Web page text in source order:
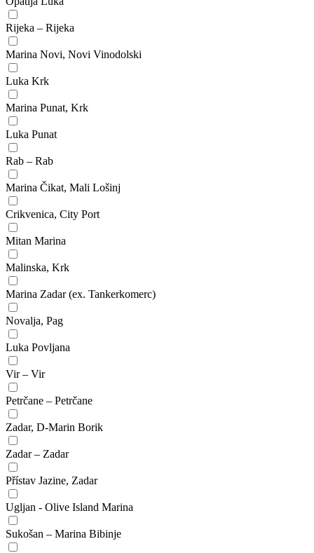
Rijeka – Rijeka
Marina Novi, Novi Vinodolski
Luka Krk
Marina Punat, Krk
Luka Punat
Rab – Rab
Marina Čikat, Mali Lošinj
Crikvenica, City Port
Mitan Marina
Malinska, Krk
Marina Zadar (ex. Tankerkomerc)
Novalja, Pag
Luka Povljana
Vir – Vir
Petrčane – Petrčane
Zadar, D-Marin Borik
Zadar – Zadar
Přístav Jazine, Zadar
Ugljan - Olive Island Marina
Sukošan – Marina Bibinje